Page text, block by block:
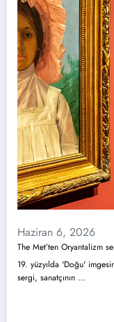
Haziran 6, 2026
The Met’ten Oryantalizm
19. yüzyılda 'Doğu'
sergi, sanatçının …